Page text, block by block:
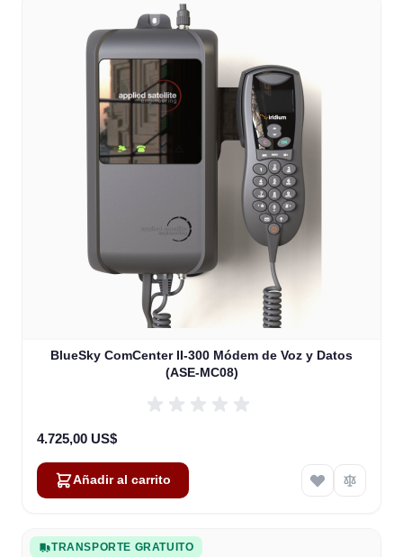
BlueSky ComCenter II-300 Módem de Voz y Datos
(ASE-MC08)
4.725,00 US$
Añadir al carrito
TRANSPORTE GRATUITO